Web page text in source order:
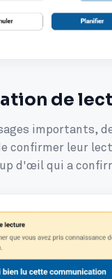
de
importants,
confirmer leur
d'œil qui a